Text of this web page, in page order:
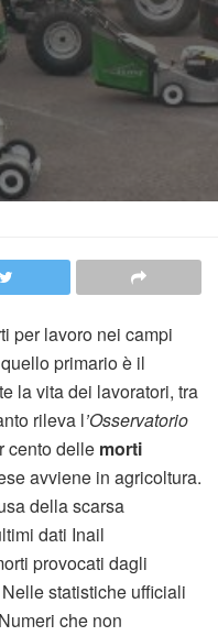
per lavoro nei campi
primario è il
la vita dei lavoratori, tra
rileva l’Osservatorio
cento delle morti
avviene in agricoltura.
della scarsa
dati Inail
provocati dagli
statistiche ufficiali
che non